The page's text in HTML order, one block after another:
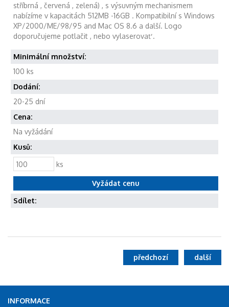
stříbrná , červená , zelená) , s výsuvným mechanismem
nabízíme v kapacitách 512MB -16GB . Kompatibilní s Windows
XP/2000/ME/98/95 and Mac OS 8.6 a další. Logo
doporučujeme potlačit , nebo vylaserovať .
Minimální množství:
100 ks
Dodání:
20-25 dní
Cena:
Na vyžádání
Kusů:
ks
Sdílet:
další
předchozí
INFORMACE